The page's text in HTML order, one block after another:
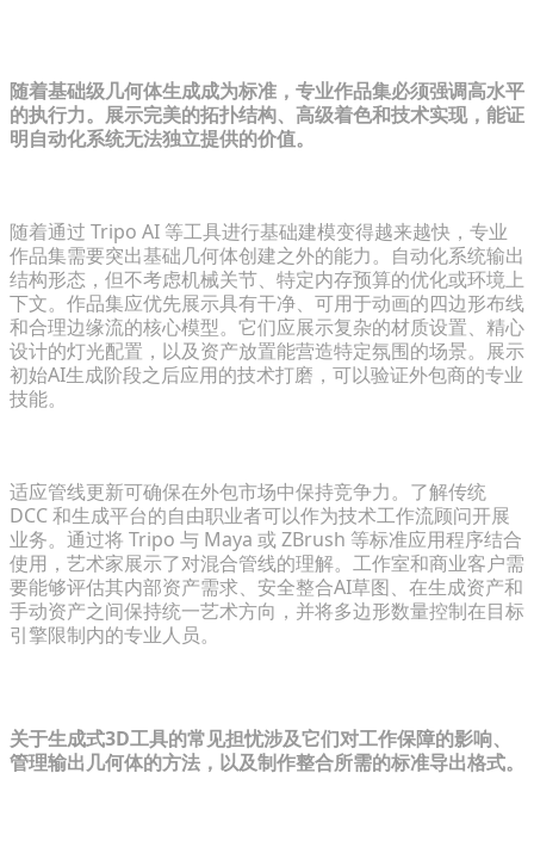
随着基础级几何体生成成为标准，专业作品集必须强调高水平
的执行力。展示完美的拓扑结构、高级着色和技术实现，能证
明自动化系统无法独立提供的价值。
随着通过 Tripo AI 等工具进行基础建模变得越来越快，专业
作品集需要突出基础几何体创建之外的能力。自动化系统输出
结构形态，但不考虑机械关节、特定内存预算的优化或环境上
下文。作品集应优先展示具有干净、可用于动画的四边形布线
和合理边缘流的核心模型。它们应展示复杂的材质设置、精心
设计的灯光配置，以及资产放置能营造特定氛围的场景。展示
初始AI生成阶段之后应用的技术打磨，可以验证外包商的专业
技能。
适应管线更新可确保在外包市场中保持竞争力。了解传统
DCC 和生成平台的自由职业者可以作为技术工作流顾问开展
业务。通过将 Tripo 与 Maya 或 ZBrush 等标准应用程序结合
使用，艺术家展示了对混合管线的理解。工作室和商业客户需
要能够评估其内部资产需求、安全整合AI草图、在生成资产和
手动资产之间保持统一艺术方向，并将多边形数量控制在目标
引擎限制内的专业人员。
关于生成式3D工具的常见担忧涉及它们对工作保障的影响、
管理输出几何体的方法，以及制作整合所需的标准导出格式。